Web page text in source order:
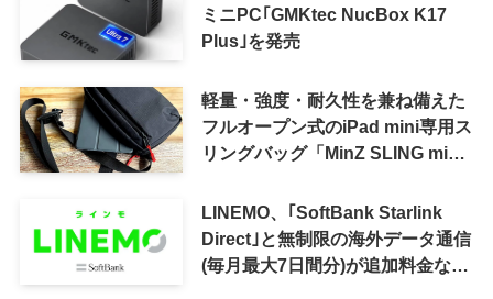
ミニPC｢GMKtec NucBox K17
Plus｣を発売
軽量・強度・耐久性を兼ね備えた
フルオープン式のiPad mini専用ス
リングバッグ「MinZ SLING mini
LINEMO、｢SoftBank Starlink
Direct｣と無制限の海外データ通信
(毎月最大7日間分)が追加料金なし